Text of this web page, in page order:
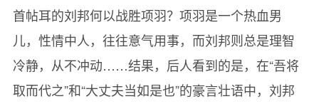
首帖耳的刘邦何以战胜项羽？项羽是一个热血男
儿，性情中人，往往意气用事，而刘邦则总是理智
冷静，从不冲动……结果，后人看到的是，在“吾将
取而代之”和“大丈夫当如是也”的豪言壮语中，刘邦